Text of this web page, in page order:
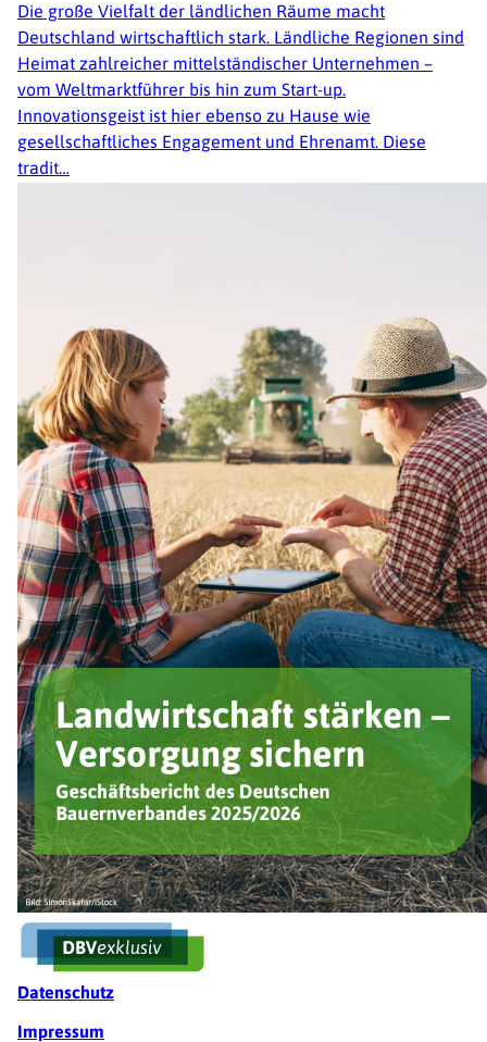
Die große Vielfalt der ländlichen Räume macht
Deutschland wirtschaftlich stark. Ländliche Regionen sind
Heimat zahlreicher mittelständischer Unternehmen –
vom Weltmarktführer bis hin zum Start-up.
Innovationsgeist ist hier ebenso zu Hause wie
gesellschaftliches Engagement und Ehrenamt. Diese
tradit…
Fußzeile
Datenschutz
Impressum